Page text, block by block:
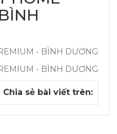
- BÌNH DƯƠNG
- BÌNH DƯƠNG
Chia sẻ bài viết trên: